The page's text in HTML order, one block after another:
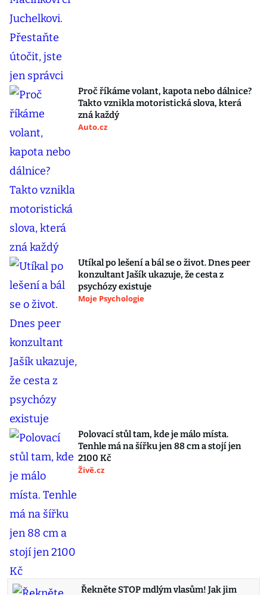
Proč říkáme volant, kapota nebo dálnice?
Takto vznikla motoristická slova, která
zná každý
Auto.cz
Utíkal po lešení a bál se o život. Dnes peer
konzultant Jašík ukazuje, že cesta z
psychózy existuje
Moje Psychologie
Polovací stůl tam, kde je málo místa.
Tenhle má na šířku jen 88 cm a stojí jen
2100 Kč
Živě.cz
Řekněte STOP mdlým vlasům! Jak jim